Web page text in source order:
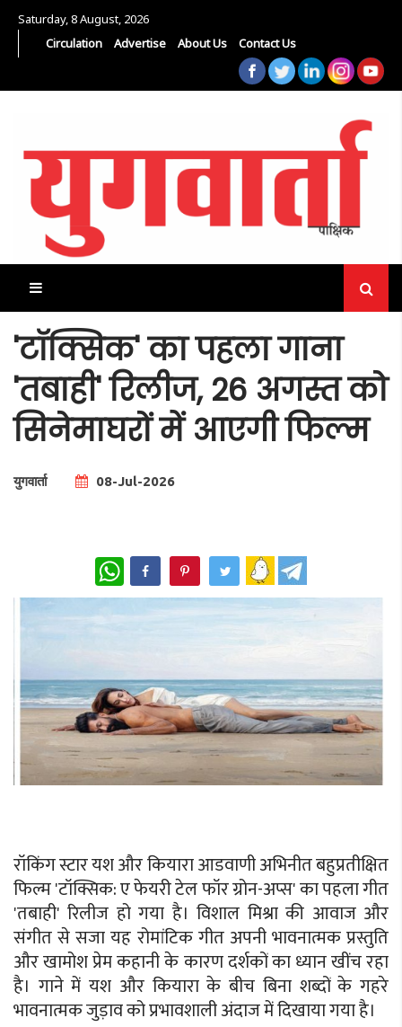
Saturday, 8 August, 2026
Circulation
Advertise About Us Contact Us
'टॉक्सिक' का पहला गाना
'तबाही' रिलीज, 26 अगस्त को
सिनेमाघरों में आएगी फिल्म
युगवार्ता 08-Jul-2026
WhatsApp
रॉकिंग स्टार यश और कियारा आडवाणी अभिनीत बहुप्रतीक्षित
फिल्म 'टॉक्सिक: ए फेयरी टेल फॉर ग्रोन-अप्स' का पहला गीत
'तबाही' रिलीज हो गया है। विशाल मिश्रा की आवाज और
संगीत से सजा यह रोमांटिक गीत अपनी भावनात्मक प्रस्तुति
और खामोश प्रेम कहानी के कारण दर्शकों का ध्यान खींच रहा
है। गाने में यश और कियारा के बीच बिना शब्दों के गहरे
भावनात्मक जुड़ाव को प्रभावशाली अंदाज में दिखाया गया है।